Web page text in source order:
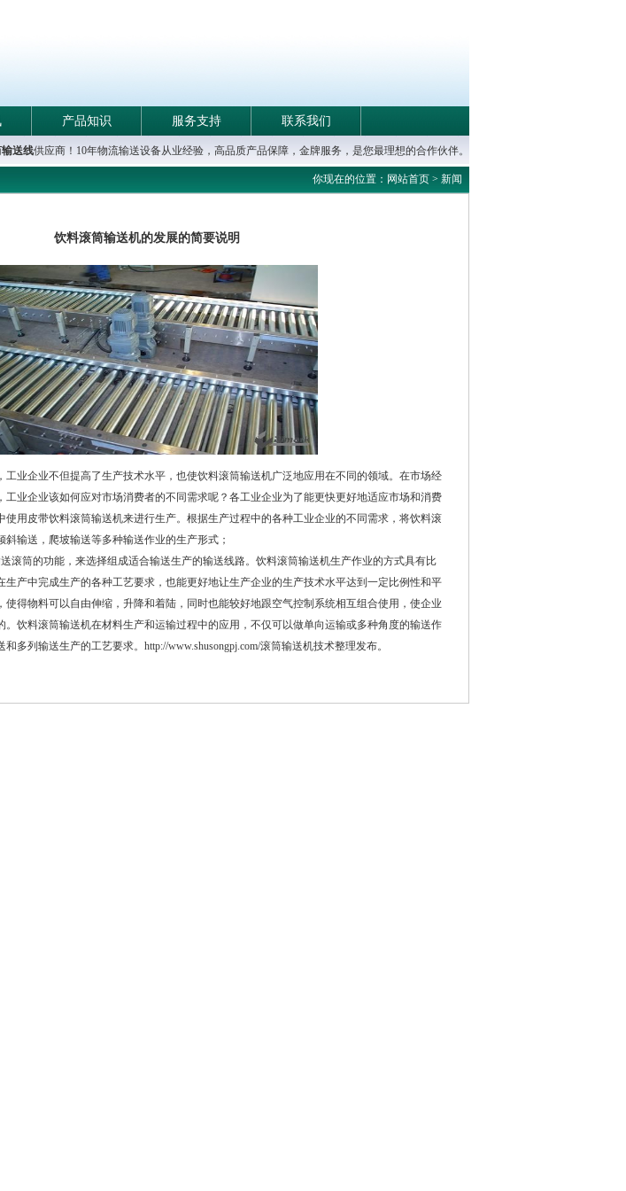
产品知识 服务支持 联系我们
送线供应商！10年物流输送设备从业经验，高品质产品保障，金牌服务，是您最理想的合作伙伴。
你现在的位置：网站首页 > 新闻
饮料滚筒输送机的发展的简要说明
工业企业不但提高了生产技术水平，也使饮料滚筒输送机广泛地应用在不同的领域。在市场经
工业企业该如何应对市场消费者的不同需求呢？各工业企业为了能更快更好地适应市场和消费
使用皮带饮料滚筒输送机来进行生产。根据生产过程中的各种工业企业的不同需求，将饮料滚
输送，爬坡输送等多种输送作业的生产形式；
滚筒的功能，来选择组成适合输送生产的输送线路。饮料滚筒输送机生产作业的方式具有比
生产中完成生产的各种工艺要求，也能更好地让生产企业的生产技术水平达到一定比例性和平
使得物料可以自由伸缩，升降和着陆，同时也能较好地跟空气控制系统相互组合使用，使企业
。饮料滚筒输送机在材料生产和运输过程中的应用，不仅可以做单向运输或多种角度的输送作
多列输送生产的工艺要求。 http://www.shusongpj.com/滚筒输送机技术整理发布。